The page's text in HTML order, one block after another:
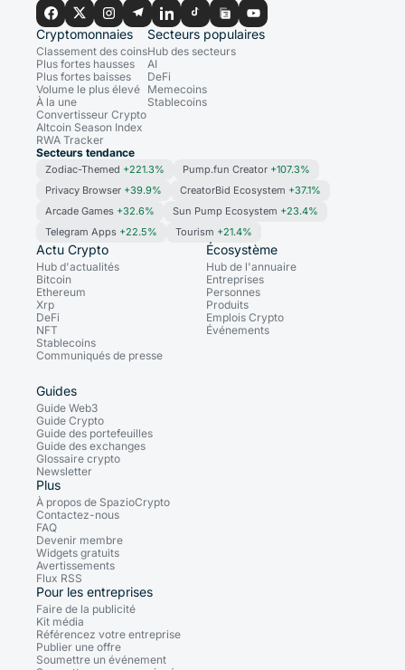
Cryptomonnaies
Classement des coins
Plus fortes hausses
Plus fortes baisses
Volume le plus élevé
À la une
Convertisseur Crypto
Altcoin Season Index
RWA Tracker
Secteurs populaires
Hub des secteurs
AI
DeFi
Memecoins
Stablecoins
Secteurs tendance
Zodiac-Themed +221.3% Pump.fun Creator +107.3%
Privacy Browser +39.9% CreatorBid Ecosystem +37.1%
Arcade Games +32.6% Sun Pump Ecosystem +23.4%
Telegram Apps +22.5% Tourism +21.4%
Actu Crypto
Hub d'actualités
Bitcoin
Ethereum
Xrp
DeFi
NFT
Stablecoins
Communiqués de presse
Écosystème
Hub de l'annuaire
Entreprises
Personnes
Produits
Emplois Crypto
Événements
Guides
Guide Web3
Guide Crypto
Guide des portefeuilles
Guide des exchanges
Glossaire crypto
Newsletter
Plus
À propos de SpazioCrypto
Contactez-nous
FAQ
Devenir membre
Widgets gratuits
Avertissements
Flux RSS
Pour les entreprises
Faire de la publicité
Kit média
Référencez votre entreprise
Publier une offre
Soumettre un événement